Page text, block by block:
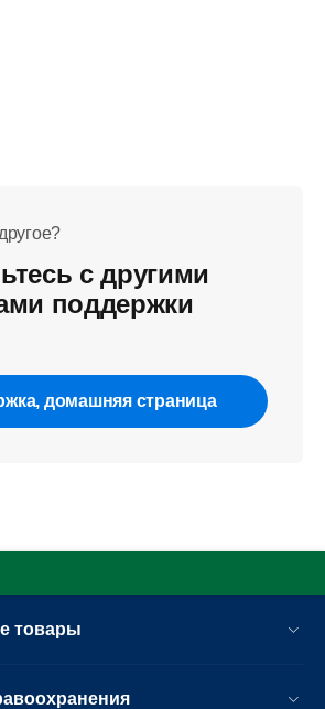
с другими
поддержки
домашняя страница
товары